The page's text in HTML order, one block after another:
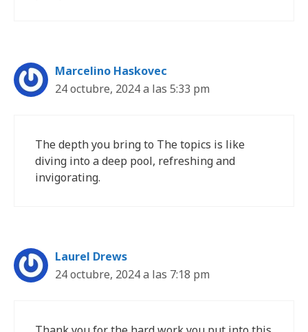
Marcelino Haskovec
24 octubre, 2024 a las 5:33 pm
The depth you bring to The topics is like
diving into a deep pool, refreshing and
invigorating.
Laurel Drews
24 octubre, 2024 a las 7:18 pm